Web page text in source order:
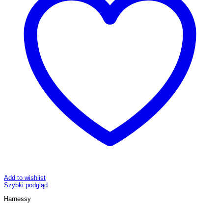
Add to wishlist
Szybki podgląd
Harnessy